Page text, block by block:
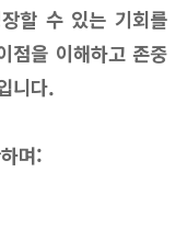
할 수 있는 기회를
점을 이해하고 존중
니다.
며: